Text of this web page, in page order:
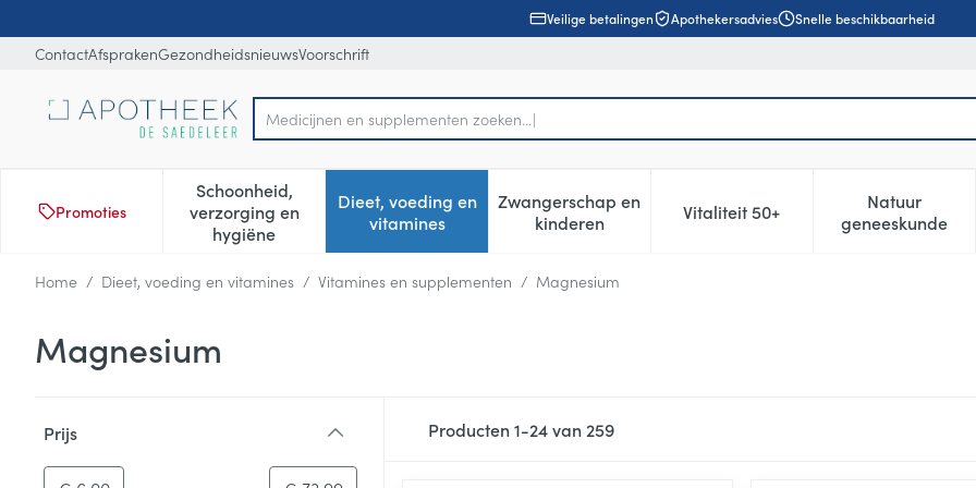
Veilige betalingen Apothekersadvies Snelle beschikbaarheid
ContactAfsprakenGezondheidsnieuwsVoorschrift
Product, merk, categorie...
Promoties
Schoonheid,
verzorging en
hygiëne
Toon submenu voor Schoonheid, verzorging en hygiëne categorie
Dieet, voeding en
vitaminesToon submenu voor Dieet, voeding en vitamines categorie
Zwangerschap en
kinderenToon submenu voor Zwangerschap en kinderen
Vitaliteit 50+Toon submenu voor Vitaliteit
Natuur
geneeskunde
Toon
Home / Dieet, voeding en vitamines / Vitamines en supplementen / Magnesium
Magnesium
Prijs
Producten1-24van 259